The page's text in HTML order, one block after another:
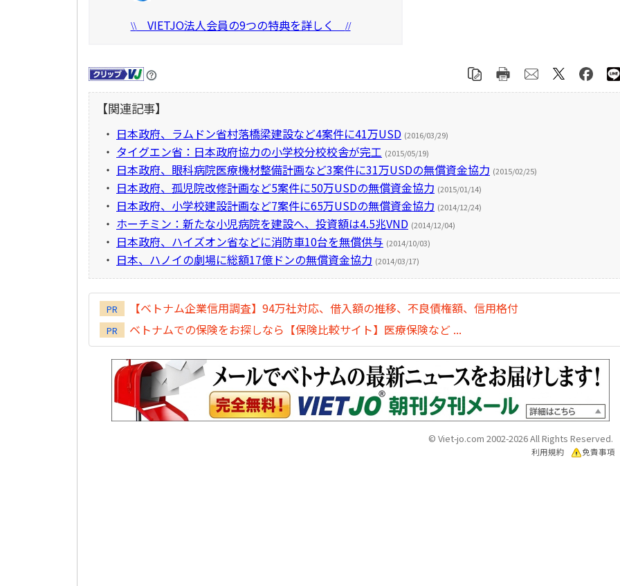
\\VIETJO法人会員の9つの特典を詳しく //
【関連記事】
・ 日本政府、ラムドン省村落橋梁建設など4案件に41万USD (2016/03/29)
・ タイグエン省：日本政府協力の小学校分校校舎が完工 (2015/05/19)
・ 日本政府、眼科病院医療機材整備計画など3案件に31万USDの無償資金協力 (2015/02/25)
・ 日本政府、孤児院改修計画など5案件に50万USDの無償資金協力 (2015/01/14)
・ 日本政府、小学校建設計画など7案件に65万USDの無償資金協力 (2014/12/24)
・ ホーチミン：新たな小児病院を建設へ、投資額は4.5兆VND (2014/12/04)
・ 日本政府、ハイズオン省などに消防車10台を無償供与 (2014/10/03)
・ 日本、ハノイの劇場に総額17億ドンの無償資金協力 (2014/03/17)
PR 【ベトナム企業信用調査】94万社対応、借入額の推移、不良債権額、信用格付
PR ベトナムでの保険をお探しなら【保険比較サイト】医療保険など ...
© Viet-jo.com 2002-2026 All Rights Reserved.
利用規約 免責事項